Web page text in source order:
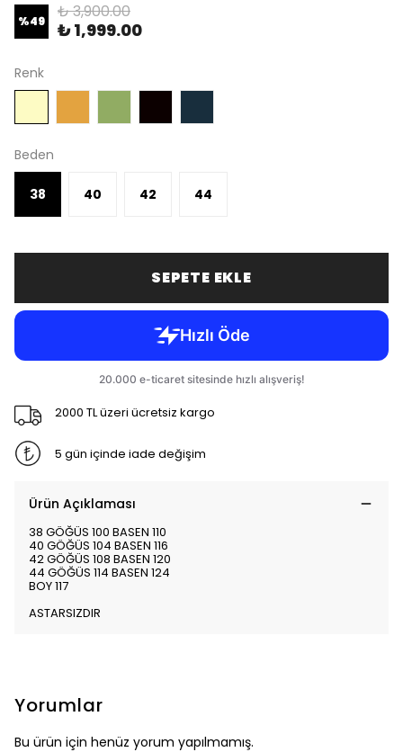
%49 ₺ 3,900.00
₺ 1,999.00
Renk
Beden
38 40 42 44
SEPETE EKLE
2000 TL üzeri ücretsiz kargo
5 gün içinde iade değişim
Ürün Açıklaması
38 GÖĞÜS 100 BASEN 110
40 GÖĞÜS 104 BASEN 116
42 GÖĞÜS 108 BASEN 120
44 GÖĞÜS 114 BASEN 124
BOY 117
ASTARSIZDIR
Yorumlar
Bu ürün için henüz yorum yapılmamış.